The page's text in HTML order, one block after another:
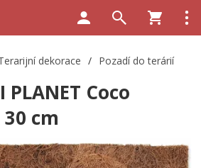
dekorace / Pozadí do terárií
PLANET Coco
cm